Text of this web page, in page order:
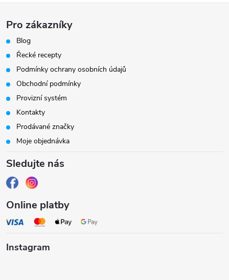
Z
á
p
a
t
Pro zákazníky
Blog
Řecké recepty
Podmínky ochrany osobních údajů
Obchodní podmínky
Provizní systém
Kontakty
Prodávané značky
Moje objednávka
Sledujte nás
Online platby
Instagram